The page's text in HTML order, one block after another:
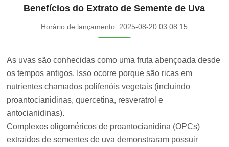
Benefícios do Extrato de Semente de Uva
Horário de lançamento: 2025-08-20 03:08:15
As uvas são conhecidas como uma fruta abençoada desde
os tempos antigos. Isso ocorre porque são ricas em
nutrientes chamados polifenóis vegetais (incluindo
proantocianidinas, quercetina, resveratrol e
antocianidinas).
Complexos oligoméricos de proantocianidina (OPCs)
extraídos de sementes de uva demonstraram possuir